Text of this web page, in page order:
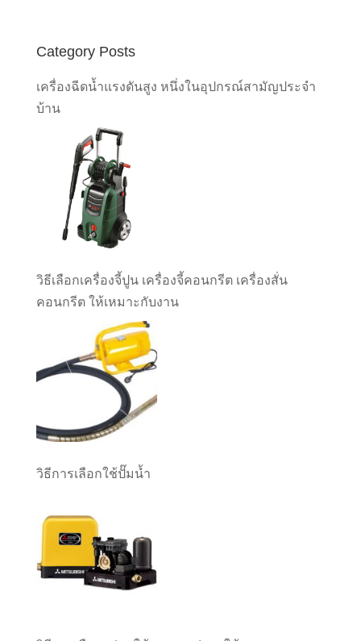
Category Posts
เครื่องฉีดน้ำแรงดันสูง หนึ่งในอุปกรณ์สามัญประจำ
บ้าน
วิธีเลือกเครื่องจี้ปูน เครื่องจี้คอนกรีต เครื่องสั่น
คอนกรีต ให้เหมาะกับงาน
วิธีการเลือกใช้ปั๊มน้ำ